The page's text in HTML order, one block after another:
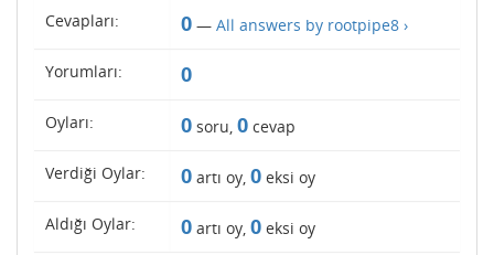
Cevapları: 0 — All answers by rootpipe8 ›
Yorumları: 0
Oyları: 0 soru, 0 cevap
Verdiği Oylar: 0 artı oy, 0 eksi oy
Aldığı Oylar: 0 artı oy, 0 eksi oy